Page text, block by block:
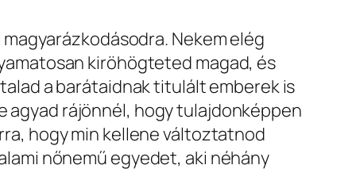
Nekem elég
kiröhögteted magad, és
a barátaidnak titulált emberek is
agyad rájönnél, hogy tulajdonképpen
hogy min kellene változtatnod
nőnemű egyedet, aki néhány